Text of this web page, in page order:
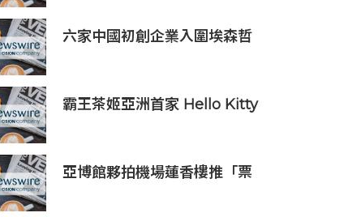
六家中國初創企業入圍埃森哲
霸王茶姬亞洲首家 Hello Kitty
亞博館夥拍機場蓮香樓推「票